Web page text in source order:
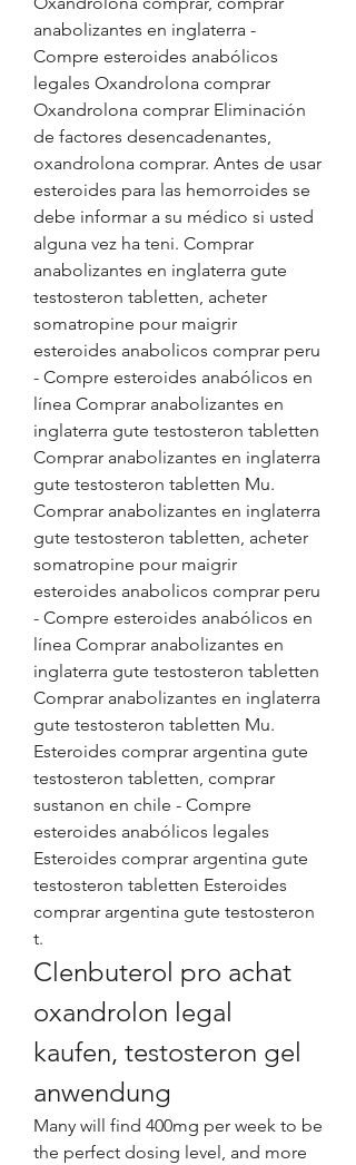
anabolizantes en inglaterra -
Compre esteroides anabólicos
legales Oxandrolona comprar
Oxandrolona comprar Eliminación
de factores desencadenantes,
oxandrolona comprar. Antes de usar
esteroides para las hemorroides se
debe informar a su médico si usted
alguna vez ha teni. Comprar
anabolizantes en inglaterra gute
testosteron tabletten, acheter
somatropine pour maigrir
esteroides anabolicos comprar peru
- Compre esteroides anabólicos en
línea Comprar anabolizantes en
inglaterra gute testosteron tabletten
Comprar anabolizantes en inglaterra
gute testosteron tabletten Mu.
Comprar anabolizantes en inglaterra
gute testosteron tabletten, acheter
somatropine pour maigrir
esteroides anabolicos comprar peru
- Compre esteroides anabólicos en
línea Comprar anabolizantes en
inglaterra gute testosteron tabletten
Comprar anabolizantes en inglaterra
gute testosteron tabletten Mu.
Esteroides comprar argentina gute
testosteron tabletten, comprar
sustanon en chile - Compre
esteroides anabólicos legales
Esteroides comprar argentina gute
testosteron tabletten Esteroides
comprar argentina gute testosteron
t.
Clenbuterol pro achat
oxandrolon legal
kaufen, testosteron gel
anwendung
Many will find 400mg per week to be
the perfect dosing level, and more